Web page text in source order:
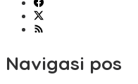
Navigasi pos